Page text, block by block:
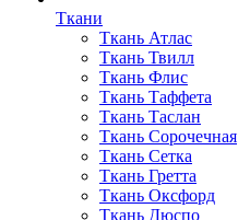
Ткани
Ткань Атлас
Ткань Твилл
Ткань Флис
Ткань Таффета
Ткань Таслан
Ткань Сорочечная
Ткань Сетка
Ткань Гретта
Ткань Оксфорд
Ткань Дюспо